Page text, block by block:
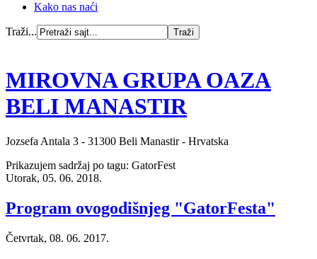
Kako nas naći
Traži...
MIROVNA GRUPA OAZA
BELI MANASTIR
Jozsefa Antala 3 - 31300 Beli Manastir - Hrvatska
Prikazujem sadržaj po tagu: GatorFest
Utorak, 05. 06. 2018.
Program ovogodišnjeg "GatorFesta"
Četvrtak, 08. 06. 2017.